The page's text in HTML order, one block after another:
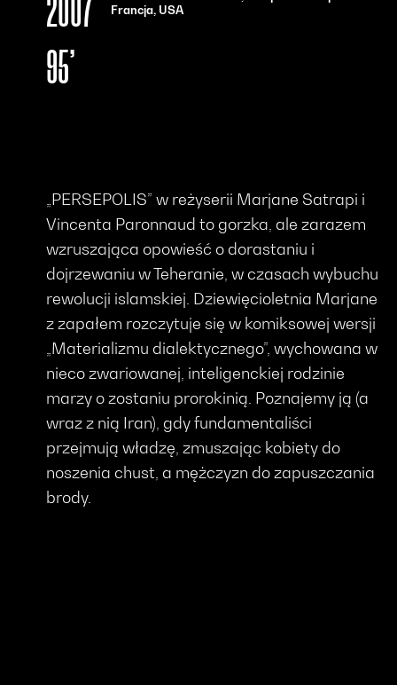
Francja, USA
2007
95’
„PERSEPOLIS” w reżyserii Marjane Satrapi i
Vincenta Paronnaud to gorzka, ale zarazem
wzruszająca opowieść o dorastaniu i
dojrzewaniu w Teheranie, w czasach wybuchu
rewolucji islamskiej. Dziewięcioletnia Marjane
z zapałem rozczytuje się w komiksowej wersji
„Materializmu dialektycznego”, wychowana w
nieco zwariowanej, inteligenckiej rodzinie
marzy o zostaniu prorokinią. Poznajemy ją (a
wraz z nią Iran), gdy fundamentaliści
przejmują władzę, zmuszając kobiety do
noszenia chust, a mężczyzn do zapuszczania
brody.